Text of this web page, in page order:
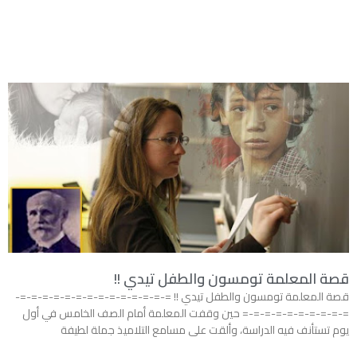
قصة المعلمة تومسون والطفل تيدي !!
قصة المعلمة تومسون والطفل تيدي !! =-=-=-=-=-=-=-=-=-=-=-=-=-=-
=-=-=-=-=-=-=-=-=-= حين وقفت المعلمة أمام الصف الخامس في أول
يوم تستأنف فيه الدراسة، وألقت على مسامع التلاميذ جملة لطيفة